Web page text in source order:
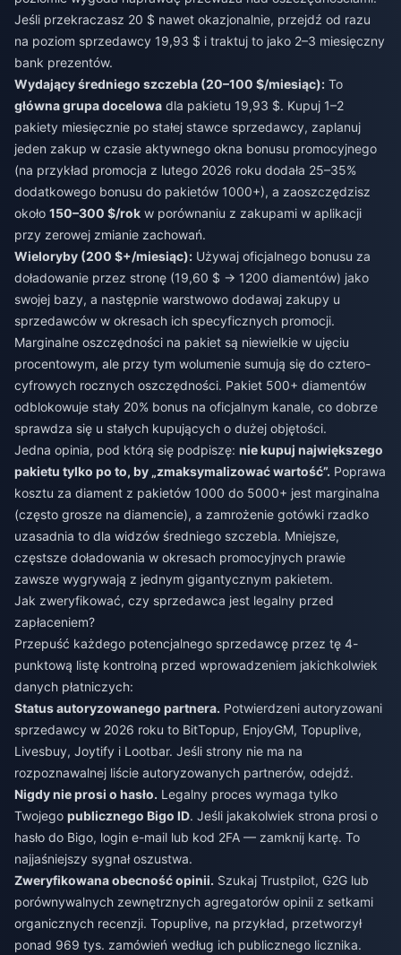
Jeśli przekraczasz 20 $ nawet okazjonalnie, przejdź od razu
na poziom sprzedawcy 19,93 $ i traktuj to jako 2–3 miesięczny
bank prezentów.
Wydający średniego szczebla (20–100 $/miesiąc): To
główna grupa docelowa dla pakietu 19,93 $. Kupuj 1–2
pakiety miesięcznie po stałej stawce sprzedawcy, zaplanuj
jeden zakup w czasie aktywnego okna bonusu promocyjnego
(na przykład promocja z lutego 2026 roku dodała 25–35%
dodatkowego bonusu do pakietów 1000+), a zaoszczędzisz
około 150–300 $/rok w porównaniu z zakupami w aplikacji
przy zerowej zmianie zachowań.
Wieloryby (200 $+/miesiąc): Używaj oficjalnego bonusu za
doładowanie przez stronę (19,60 $ → 1200 diamentów) jako
swojej bazy, a następnie warstwowo dodawaj zakupy u
sprzedawców w okresach ich specyficznych promocji.
Marginalne oszczędności na pakiet są niewielkie w ujęciu
procentowym, ale przy tym wolumenie sumują się do cztero-
cyfrowych rocznych oszczędności. Pakiet 500+ diamentów
odblokowuje stały 20% bonus na oficjalnym kanale, co dobrze
sprawdza się u stałych kupujących o dużej objętości.
Jedna opinia, pod którą się podpiszę: nie kupuj największego
pakietu tylko po to, by „zmaksymalizować wartość”. Poprawa
kosztu za diament z pakietów 1000 do 5000+ jest marginalna
(często grosze na diamencie), a zamrożenie gotówki rzadko
uzasadnia to dla widzów średniego szczebla. Mniejsze,
częstsze doładowania w okresach promocyjnych prawie
zawsze wygrywają z jednym gigantycznym pakietem.
Jak zweryfikować, czy sprzedawca jest legalny przed
zapłaceniem?
Przepuść każdego potencjalnego sprzedawcę przez tę 4-
punktową listę kontrolną przed wprowadzeniem jakichkolwiek
danych płatniczych:
Status autoryzowanego partnera. Potwierdzeni autoryzowani
sprzedawcy w 2026 roku to BitTopup, EnjoyGM, Topuplive,
Livesbuy, Joytify i Lootbar. Jeśli strony nie ma na
rozpoznawalnej liście autoryzowanych partnerów, odejdź.
Nigdy nie prosi o hasło. Legalny proces wymaga tylko
Twojego publicznego Bigo ID. Jeśli jakakolwiek strona prosi o
hasło do Bigo, login e-mail lub kod 2FA — zamknij kartę. To
najjaśniejszy sygnał oszustwa.
Zweryfikowana obecność opinii. Szukaj Trustpilot, G2G lub
porównywalnych zewnętrznych agregatorów opinii z setkami
organicznych recenzji. Topuplive, na przykład, przetworzył
ponad 969 tys. zamówień według ich publicznego licznika.